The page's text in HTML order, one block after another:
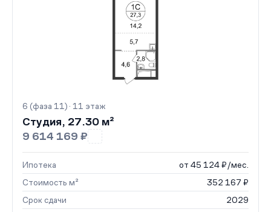
6 (фаза 11) · 11 этаж
Студия, 27.30 м²
9 614 169 ₽
Ипотека
от 45 124 ₽/мес.
Стоимость м²
352 167 ₽
Срок сдачи
2029